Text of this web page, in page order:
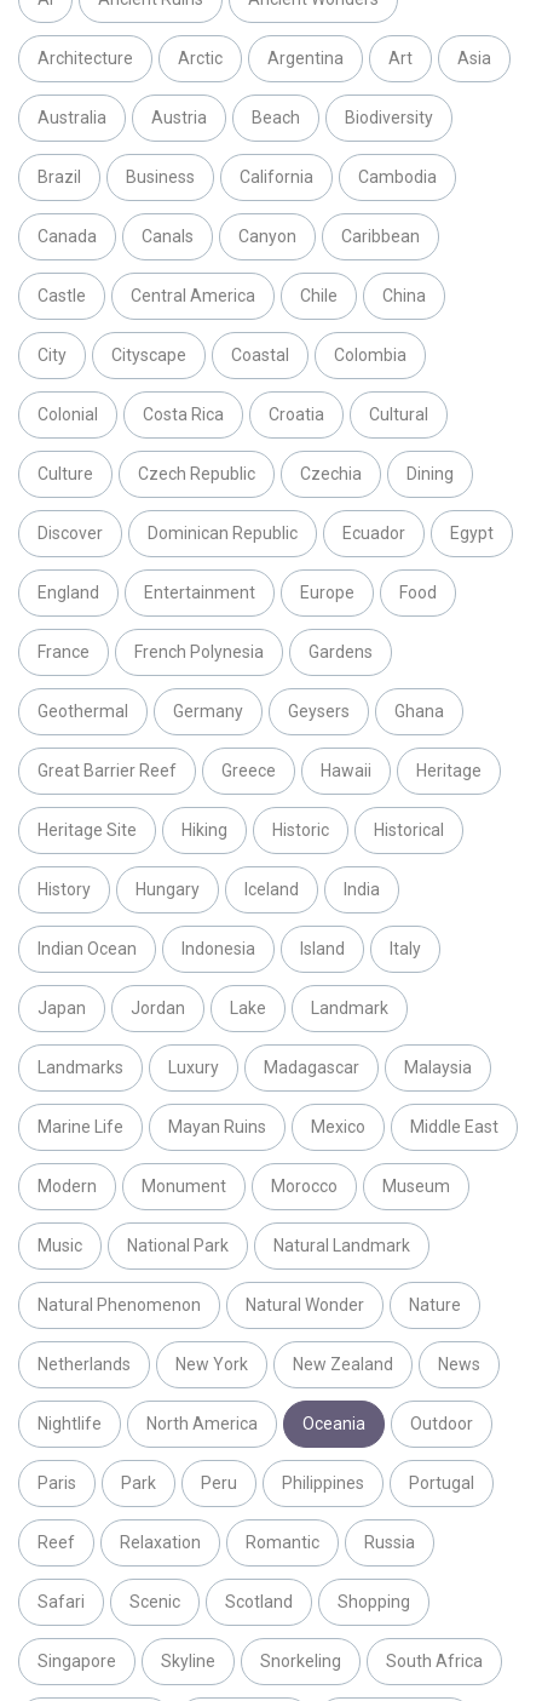
Architecture Arctic Argentina Art Asia
Australia Austria Beach Biodiversity
Brazil Business California Cambodia
Canada Canals Canyon Caribbean
Castle Central America Chile China
City Cityscape Coastal Colombia
Colonial Costa Rica Croatia Cultural
Culture Czech Republic Czechia Dining
Discover Dominican Republic Ecuador Egypt
England Entertainment Europe Food
France French Polynesia Gardens
Geothermal Germany Geysers Ghana
Great Barrier Reef Greece Hawaii Heritage
Heritage Site Hiking Historic Historical
History Hungary Iceland India
Indian Ocean Indonesia Island Italy
Japan Jordan Lake Landmark
Landmarks Luxury Madagascar Malaysia
Marine Life Mayan Ruins Mexico Middle East
Modern Monument Morocco Museum
Music National Park Natural Landmark
Natural Phenomenon Natural Wonder Nature
Netherlands New York New Zealand News
Nightlife North America Oceania Outdoor
Paris Park Peru Philippines Portugal
Reef Relaxation Romantic Russia
Safari Scenic Scotland Shopping
Singapore Skyline Snorkeling South Africa